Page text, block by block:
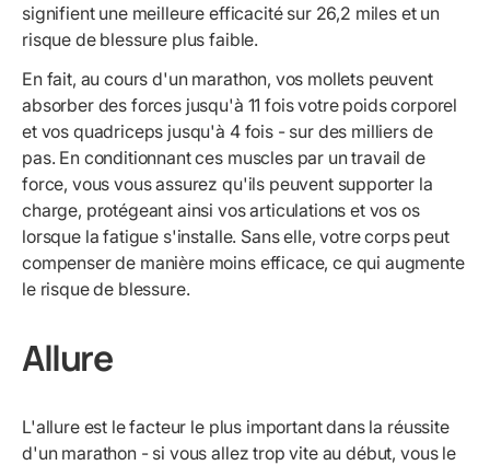
signifient une meilleure efficacité sur 26,2 miles et un
risque de blessure plus faible.
En fait, au cours d'un marathon, vos mollets peuvent
absorber des forces jusqu'à 11 fois votre poids corporel
et vos quadriceps jusqu'à 4 fois - sur des milliers de
pas. En conditionnant ces muscles par un travail de
force, vous vous assurez qu'ils peuvent supporter la
charge, protégeant ainsi vos articulations et vos os
lorsque la fatigue s'installe. Sans elle, votre corps peut
compenser de manière moins efficace, ce qui augmente
le risque de blessure.
Allure
L'allure est le facteur le plus important dans la réussite
d'un marathon - si vous allez trop vite au début, vous le